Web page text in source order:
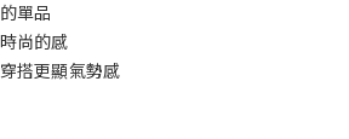
單品
尚的感
搭更顯氣勢感